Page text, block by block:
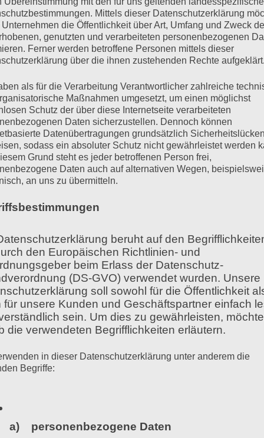
vor allem für Berufssprecher. Allerdings
sind mit einer robusten und leistungsfähigen
auch bei hoher Lautstärke über eine
Hals, wenn sie nur wenige Sätze in erhöhter
und das Sprechen ist meistens mit
ist kein Zufall, sondern hat verschiedene
gesunden und leistungsfähigen Stimme führen.
ohne Anstrengung und ermüden
die ein viel größere stimmliche Bandbreite
lachen – und das oft stundenlang. Ihre
betroffen. In der Regel verfügen
sind:
Mittels dieser Datenschutzerklärung
Unternehmen die Öffentlichkeit über Art, Umfang und Zweck
genutzten und verarbeiteten personenbezogenen
Ferner werden betroffene Personen mittels dieser
über die ihnen zustehenden Rechte
als für die Verarbeitung Verantwortlicher zahlreiche
Maßnahmen umgesetzt, um einen möglichst
Schutz der über diese Internetseite verarbeiteten
Daten sicherzustellen. Dennoch können
Datenübertragungen grundsätzlich Sicherheitslücken
sodass ein absoluter Schutz nicht gewährleistet werden
Grund steht es jeder betroffenen Person frei,
Daten auch auf alternativen Wegen,
an uns zu übermitteln.
beruht auf den
den Europäischen Richtlinien- und
beim Erlass der Datenschutz-
(DS-GVO) verwendet wurden. Unsere
soll sowohl für die Öffentlichkeit
für unsere Kunden und Geschäftspartner einfach
sein. Um dies zu gewährleisten,
die verwendeten Begrifflichkeiten erläutern.
in dieser Datenschutzerklärung unter anderem die
Begriffe:
a) personenbezogene Daten